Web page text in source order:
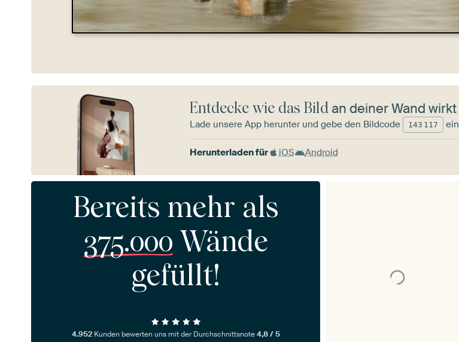
Entdecke wie das Bildan deiner Wand wirkt
Lade unsere App herunter und gebe den Bildcode 143 117 ein
Herunterladen für iOS Android
Bereits mehr als
375.000 Wände
gefüllt!
4.952Kunden bewerten uns mit der Durchschnittsnote4,8 / 5